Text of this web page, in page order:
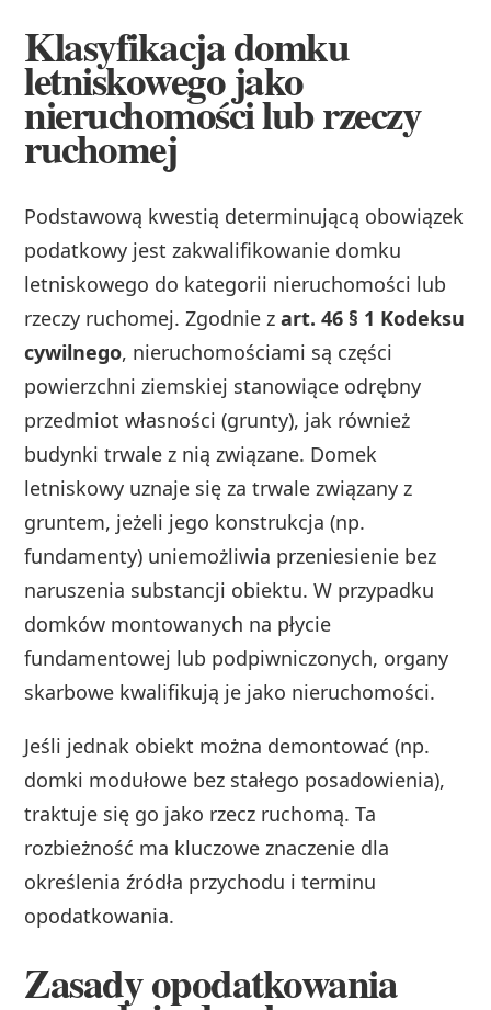
Klasyfikacja domku
letniskowego jako
nieruchomości lub rzeczy
ruchomej
Podstawową kwestią determinującą obowiązek
podatkowy jest zakwalifikowanie domku
letniskowego do kategorii nieruchomości lub
rzeczy ruchomej. Zgodnie zart. 46 § 1 Kodeksu
cywilnego, nieruchomościami są części
powierzchni ziemskiej stanowiące odrębny
przedmiot własności (grunty), jak również
budynki trwale z nią związane. Domek
letniskowy uznaje się za trwale związany z
gruntem, jeżeli jego konstrukcja (np.
fundamenty) uniemożliwia przeniesienie bez
naruszenia substancji obiektu. W przypadku
domków montowanych na płycie
fundamentowej lub podpiwniczonych, organy
skarbowe kwalifikują je jako nieruchomości.
Jeśli jednak obiekt można demontować (np.
domki modułowe bez stałego posadowienia),
traktuje się go jako rzecz ruchomą. Ta
rozbieżność ma kluczowe znaczenie dla
określenia źródła przychodu i terminu
opodatkowania.
Zasady opodatkowania